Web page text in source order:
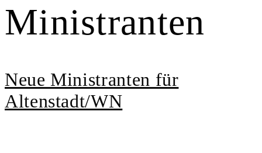
Ministranten
Neue Ministranten für
Altenstadt/WN